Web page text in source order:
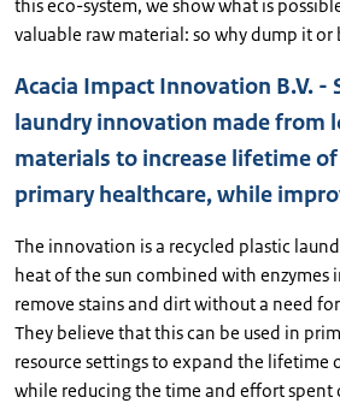
this eco-system, we show what is
valuable raw material: so why dump it or
Acacia Impact Innovation B.V. -
laundry innovation made from
materials to increase lifetime
primary healthcare, while
The innovation is a recycled plastic
heat of the sun combined with enzymes
remove stains and dirt without a need
They believe that this can be used in
resource settings to expand the lifetime
while reducing the time and effort spent